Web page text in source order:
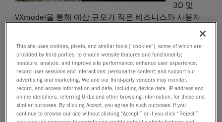
3D 및
VXmodel을 통해 예산 규모가 적은 비즈니스와 사용자
휴대용 3D 측정 솔루션및엔지니어링 서비스분야의
세계적인 기업인Creaform은 오늘, 한시적 프로모션으
로 휴대용 화이트라이트 3D 스캐너인 Go!SCAN 3D™를
20,000달러 미만*의 저렴한 가격에 판매한다고 발표했
습니다. 이 특별 프로모션에는 스캔-CAD 소프트웨어인
VXmodel™도 포함됩니다.
This site uses cookies, pixels, and similar tools (“cookies”), some of which are
provided by third parties, to enable website features and functionality;
measure, analyze, and improve site performance; enhance user experience;
record user sessions and interactions; personalize content; and support our
advertising and marketing. We and our third-party vendors may monitor,
record, and access information and data, including device data, IP address and
online identifiers, referring URLs and other browsing information, for these and
similar purposes. By clicking Accept, you agree to such purposes. If you
continue to browse our site without clicking “Accept,” or if you click “Reject,”